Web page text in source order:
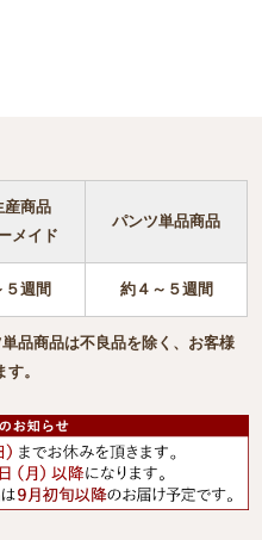
産商品
メイド
パンツ単品商品
５週間 約４～５週間
品商品は不良品を除く、お客様
。